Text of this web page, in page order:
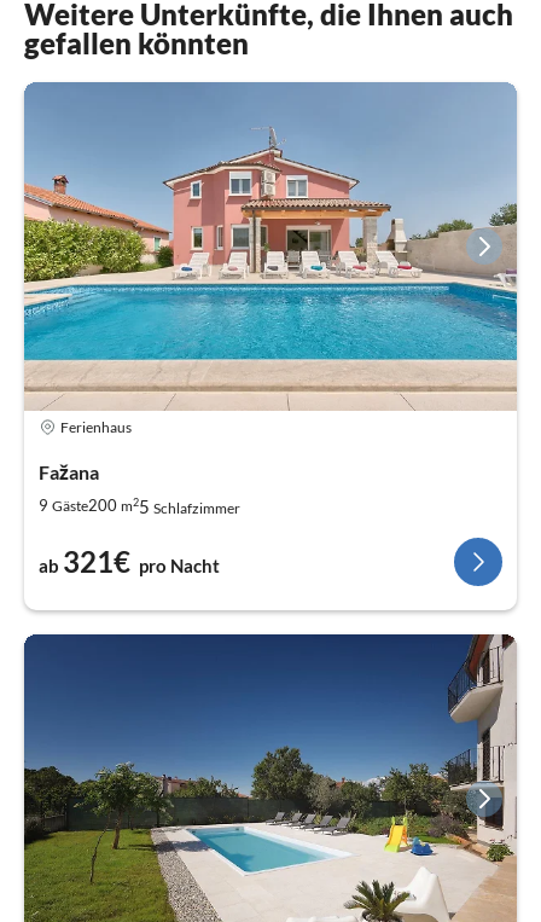
Weitere Unterkünfte, die Ihnen auch
gefallen könnten
Ferienhaus
Fažana
9 Gäste200 m25 Schlafzimmer
ab 321€ pro Nacht